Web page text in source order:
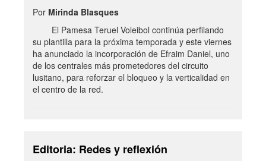
Por Mirinda Blasques
El Pamesa Teruel Voleibol continúa perfilando
su plantilla para la próxima temporada y este viernes
ha anunciado la incorporación de Efraim Daniel, uno
de los centrales más prometedores del circuito
lusitano, para reforzar el bloqueo y la verticalidad en
el centro de la red.
Editoria: Redes y reflexión